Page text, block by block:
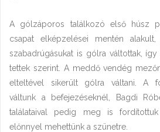
A gólzáporos találkozó első húsz
csapat elképzelései mentén
szabadrúgásukat is gólra váltottak,
tettek szerint. A meddő vendég
elteltével sikerült gólra váltani. A
váltunk a befejezéseknél, Bagdi
találataival pedig meg is
előnnyel mehettünk a szünetre.